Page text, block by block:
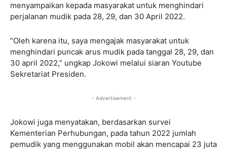
menyampaikan kepada masyarakat untuk menghindari
perjalanan mudik pada 28, 29, dan 30 April 2022.
“Oleh karena itu, saya mengajak masyarakat untuk
menghindari puncak arus mudik pada tanggal 28, 29, dan
30 april 2022,” ungkap Jokowi melalui siaran Youtube
Sekretariat Presiden.
- Advertisement -
Jokowi juga menyatakan, berdasarkan survei
Kementerian Perhubungan, pada tahun 2022 jumlah
pemudik yang menggunakan mobil akan mencapai 23 juta